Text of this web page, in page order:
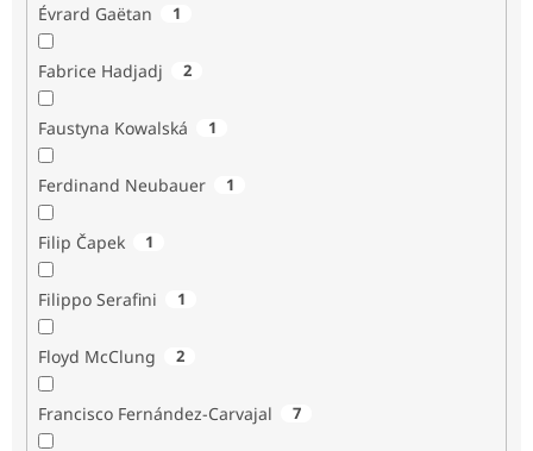
Évrard Gaëtan 1
Fabrice Hadjadj 2
Faustyna Kowalská 1
Ferdinand Neubauer 1
Filip Čapek 1
Filippo Serafini 1
Floyd McClung 2
Francisco Fernández-Carvajal 7